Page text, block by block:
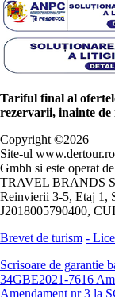
Tariful final al
rezervarii, inainte de
Copyright ©2026
Site-ul
Gmbh si este operat
TRAVEL BRANDS
Reinvierii 3-5, Etaj 1,
J2018005790400,
Brevet de turism -
Scrisoare de garantie
34GBE2021-7616
Amendament nr 3 la